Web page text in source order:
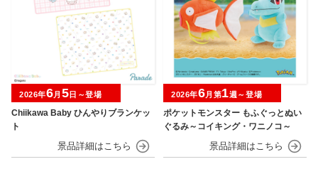
Chiikawa Baby ひんやりブランケッ
ト
2026年6月 5日～登場
ポケットモンスター もふぐっとぬい
ぐるみ～コイキング・ワニノコ～
2026年6月第1週～登場